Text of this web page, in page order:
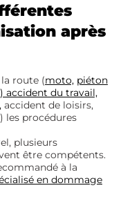
après
route (moto, piéton
) accident du travail,
accident de loisirs,
les procédures
plusieurs
être compétents.
à la
en dommage